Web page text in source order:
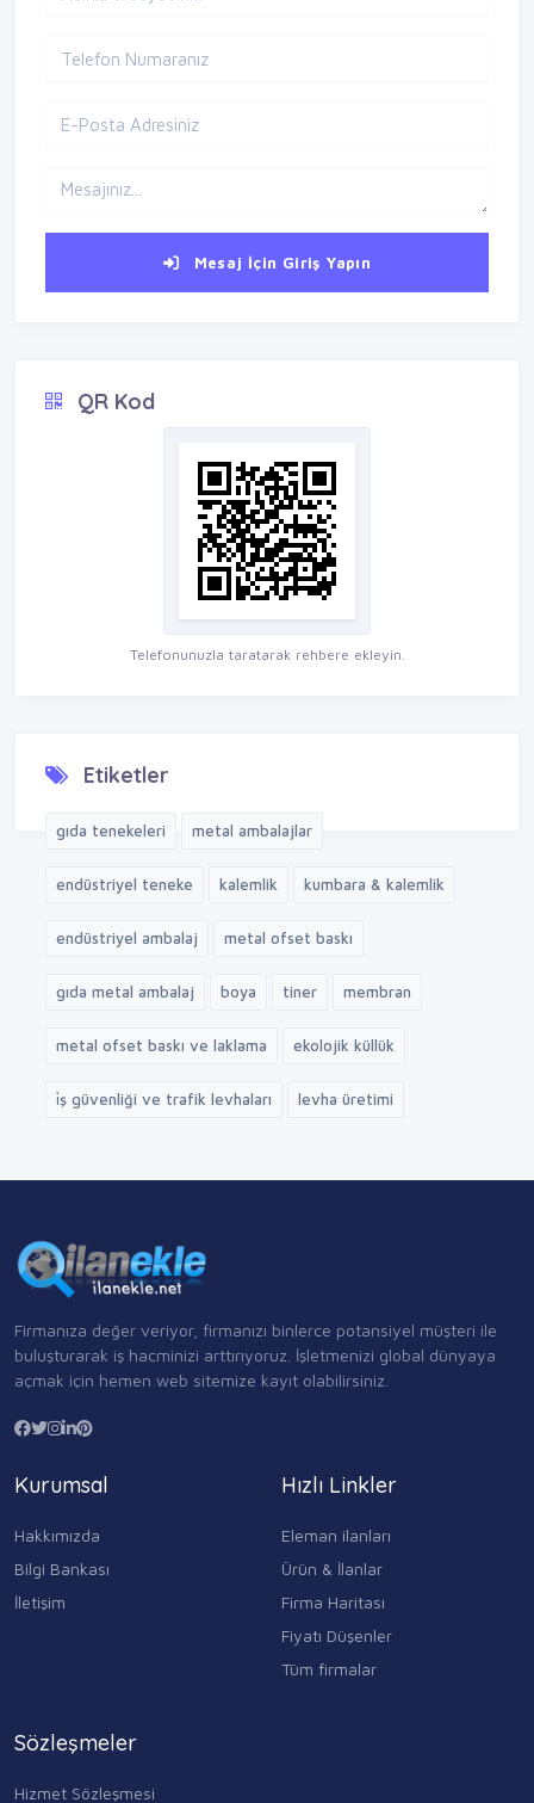
Mesaj İçin Giriş Yapın
QR Kod
Telefonunuzla taratarak rehbere ekleyin.
Etiketler
gıda tenekeleri metal ambalajlar
endüstriyel teneke kalemlik kumbara & kalemlik
endüstriyel ambalaj metal ofset baskı
gıda metal ambalaj boya tiner membran
metal ofset baskı ve laklama ekolojik küllük
i̇ş güvenliği ve trafik levhaları levha üretimi
Firmanıza değer veriyor, firmanızı binlerce potansiyel müşteri ile
buluşturarak iş hacminizi arttırıyoruz. İşletmenizi global dünyaya
açmak için hemen web sitemize kayıt olabilirsiniz.
Kurumsal
Hakkımızda
Bilgi Bankası
İletişim
Hızlı Linkler
Eleman ilanları
Ürün & İlanlar
Firma Haritası
Fiyatı Düşenler
Tüm firmalar
Sözleşmeler
Hizmet Sözleşmesi